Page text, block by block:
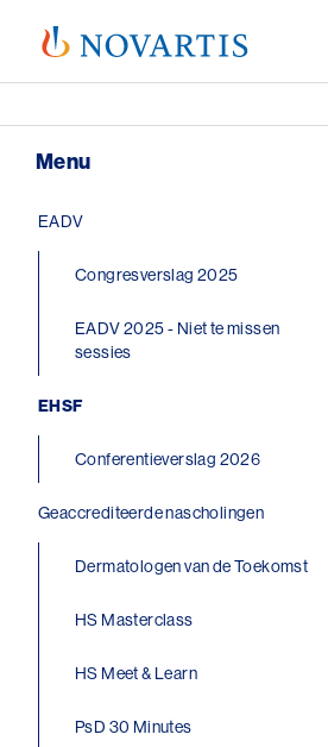
Menu
Main navigation
EADV
Congresverslag 2025
EADV 2025 - Niet te missen
sessies
EHSF
Conferentieverslag 2026
Geaccrediteerde nascholingen
Dermatologen van de Toekomst
HS Masterclass
HS Meet & Learn
PsD 30 Minutes